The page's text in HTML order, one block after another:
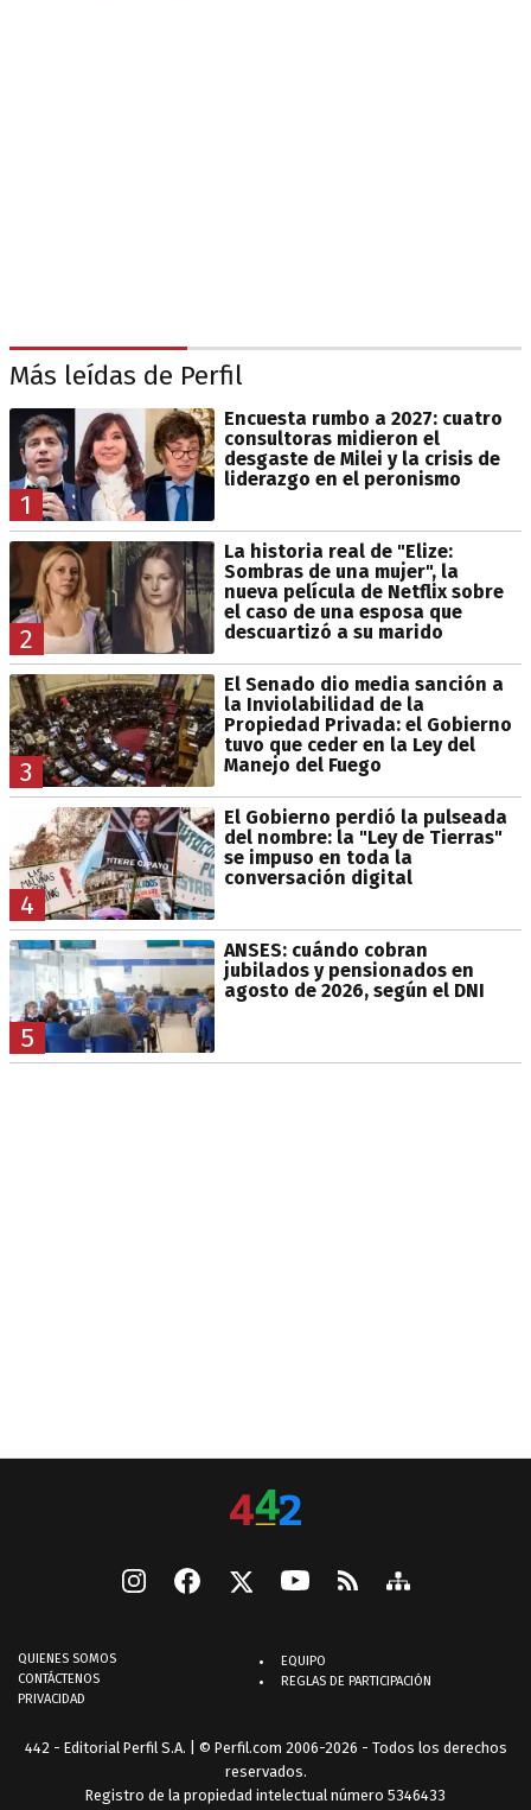
Más leídas de Perfil
1
Encuesta rumbo a 2027: cuatro
consultoras midieron el
desgaste de Milei y la crisis de
liderazgo en el peronismo
2
La historia real de "Elize:
Sombras de una mujer", la
nueva película de Netflix sobre
el caso de una esposa que
descuartizó a su marido
3
El Senado dio media sanción a
la Inviolabilidad de la
Propiedad Privada: el Gobierno
tuvo que ceder en la Ley del
Manejo del Fuego
4
El Gobierno perdió la pulseada
del nombre: la "Ley de Tierras"
se impuso en toda la
conversación digital
5
ANSES: cuándo cobran
jubilados y pensionados en
agosto de 2026, según el DNI
QUIENES SOMOS
CONTÁCTENOS
PRIVACIDAD
EQUIPO
REGLAS DE PARTICIPACIÓN
442 - Editorial Perfil S.A. | © Perfil.com 2006-2026 - Todos los derechos
reservados.
Registro de la propiedad intelectual número 5346433